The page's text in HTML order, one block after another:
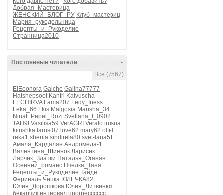
Добрая_Мастерица
ЖЕНСКИЙ_БЛОГ_РУ Клуб_мастериц
Мария_рукодельница
Рецепты_и_Рукоделие
Странница2010
-
Постоянные читатели
Все (7567)
ElEeonora Galche Galina77777
Hatshepsoot Kantri Katyuscha
LECHIRVA Lama207 Ledy_Iness
Leka_66 Lkis Malgosia Marisha_34
NinaL Pepel_Rozi Svetlana_I_0902
TAH9I Vasilisa59 VerAGRI Veralo irusua
kiirishka larost07 love62 mary62 olfel
reka1 sherila sindirela80 svet-lana51
Амаля_Кардалян Андромеда-1
Валентина_Шиенок Ларисик
Ларчик_Златки Наталья_Оганян
Осенний_романс Пчёлка_Таня
Рецепты_и_Рукоделие Тайде
Фериналь Чипка ЮЛЕЧКА82
Юлия_Дорошкова Юлия_Литвинюк
бекарчик интервал прогресссссс